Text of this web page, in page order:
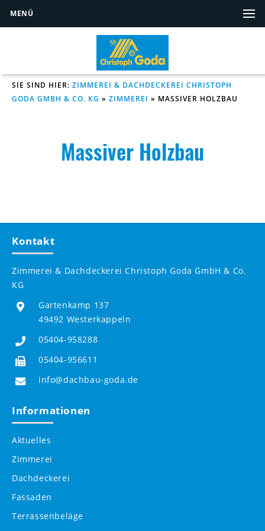
MENÜ
SIE SIND HIER: ZIMMEREI & DACHDECKEREI CHRISTOPH
GODA GMBH & CO. KG » ZIMMEREI » MASSIVER HOLZBAU
Massiver Holzbau
Kontakt
Zimmerei & Dachdeckerei Christoph Goda GmbH & Co.
KG
Gartenkamp 137
49492 Westerkappeln
05404-958288
05404-956611
info@dachbau-goda.de
Informationen
Aktuelles
Zimmerei
Dachdeckerei
Fassaden
Terrassenbeläge